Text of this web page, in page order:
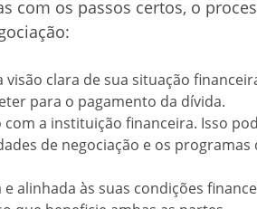
com os passos certos, o
clara de sua situação
para o pagamento da dívida.
a instituição financeira. Isso
de negociação e os programas
alinhada às suas condições